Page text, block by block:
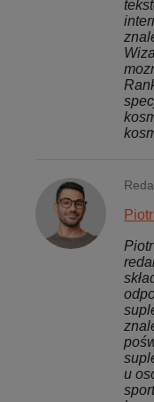
u